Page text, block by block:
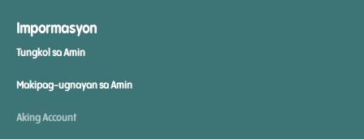
Impormasyon
Tungkol sa Amin
Makipag-ugnayan sa Amin
Aking Account